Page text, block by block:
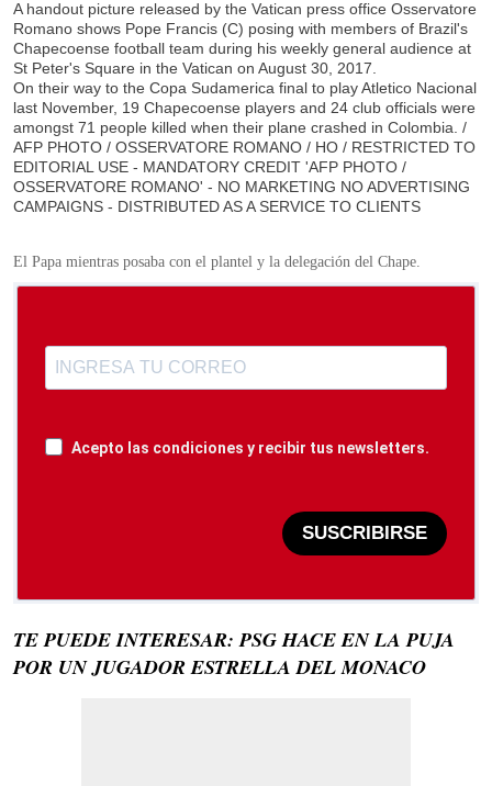
A handout picture released by the Vatican press office Osservatore
Romano shows Pope Francis (C) posing with members of Brazil's
Chapecoense football team during his weekly general audience at
St Peter's Square in the Vatican on August 30, 2017.
On their way to the Copa Sudamerica final to play Atletico Nacional
last November, 19 Chapecoense players and 24 club officials were
amongst 71 people killed when their plane crashed in Colombia. /
AFP PHOTO / OSSERVATORE ROMANO / HO / RESTRICTED TO
EDITORIAL USE - MANDATORY CREDIT 'AFP PHOTO /
OSSERVATORE ROMANO' - NO MARKETING NO ADVERTISING
CAMPAIGNS - DISTRIBUTED AS A SERVICE TO CLIENTS
El Papa mientras posaba con el plantel y la delegación del Chape.
Acepto las condiciones y recibir tus newsletters.
SUSCRIBIRSE
TE PUEDE INTERESAR: PSG HACE EN LA PUJA
POR UN JUGADOR ESTRELLA DEL MONACO